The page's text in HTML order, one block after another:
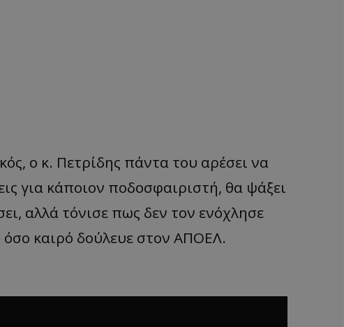
ο κ. Πετρίδης πάντα του αρέσει να
για κάποιον ποδοσφαιριστή, θα ψάξει
αλλά τόνισε πως δεν τον ενόχλησε
καιρό δούλευε στον ΑΠΟΕΛ.